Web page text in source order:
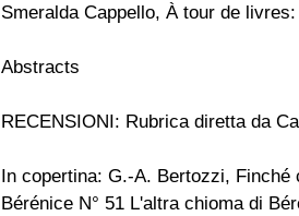
Smeralda Cappello, À tour de
Abstracts
RECENSIONI: Rubrica diretta da
In copertina: G.-A. Bertozzi,
Bérénice N° 51 L'altra chioma di